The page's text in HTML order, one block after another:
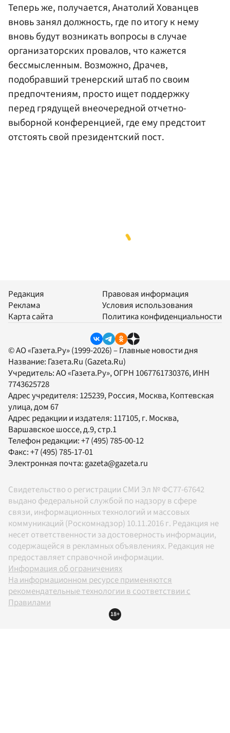
Теперь же, получается, Анатолий Хованцев
вновь занял должность, где по итогу к нему
вновь будут возникать вопросы в случае
организаторских провалов, что кажется
бессмысленным. Возможно, Драчев,
подобравший тренерский штаб по своим
предпочтениям, просто ищет поддержку
перед грядущей внеочередной отчетно-
выборной конференцией, где ему предстоит
отстоять свой президентский пост.
Редакция
Реклама
Карта сайта
Правовая информация
Условия использования
Политика конфиденциальности
© АО «Газета.Ру» (1999-2026) – Главные новости дня
Название: Газета.Ru (Gazeta.Ru)
Учредитель:АО «Газета.Ру», ОГРН 1067761730376, ИНН
7743625728
Адрес учредителя: 125239, Россия, Москва, Коптевская
улица, дом 67
Адрес редакции и издателя: 117105, г. Москва,
Варшавское шоссе, д.9, стр.1
Телефон редакции:+7 (495) 785-00-12
Факс:+7 (495) 785-17-01
Электронная почта: gazeta@gazeta.ru
Свидетельство о регистрации СМИ Эл № ФС77-67642
выдано федеральной службой по надзору в сфере
связи, информационных технологий и массовых
коммуникаций (Роскомнадзор) 10.11.2016 г. Редакция не
несет ответственности за достоверность информации,
содержащейся в рекламных объявлениях. Редакция не
предоставляет справочной информации.
Информация об ограничениях
На информационном ресурсе применяются
рекомендательные технологии в соответствии с
Правилами
18+